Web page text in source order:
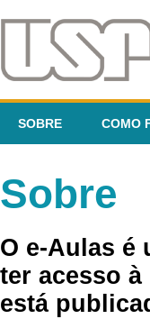
SOBRE COMO
Sobre
O e-Aulas é
ter acesso
está